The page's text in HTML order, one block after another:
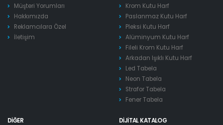
Müşteri Yorumları
Hakkımızda
Reklamcılara Özel
İletişim
Krom Kutu Harf
Paslanmaz Kutu Harf
Pleksi Kutu Harf
Alüminyum Kutu Harf
Fileli Krom Kutu Harf
Arkadan Işıklı Kutu Harf
Led Tabela
Neon Tabela
Strafor Tabela
Fener Tabela
DIĞER DIJITAL KATALOG